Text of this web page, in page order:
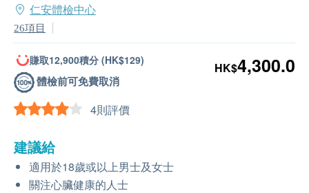
仁安體檢中心
26項目
賺取12,900積分 (HK$129)
體檢前可免費取消
4則評價
HK$4,300.0
建議給
適用於18歲或以上男士及女士
關注心臟健康的人士